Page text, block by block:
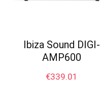
Ibiza Sound DIGI-
AMP600
€339.01